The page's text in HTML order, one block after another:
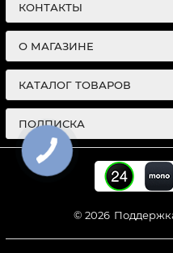
КОНТАКТЫ
О МАГАЗИНЕ
КАТАЛОГ ТОВАРОВ
ПОДПИСКА
© 2026